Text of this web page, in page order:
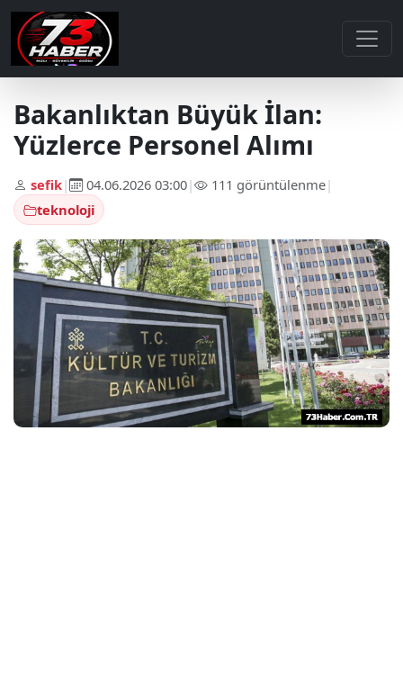
Bakanlıktan Büyük İlan:
Yüzlerce Personel Alımı
sefik| 04.06.2026 03:00| 111 görüntülenme|
teknoloji